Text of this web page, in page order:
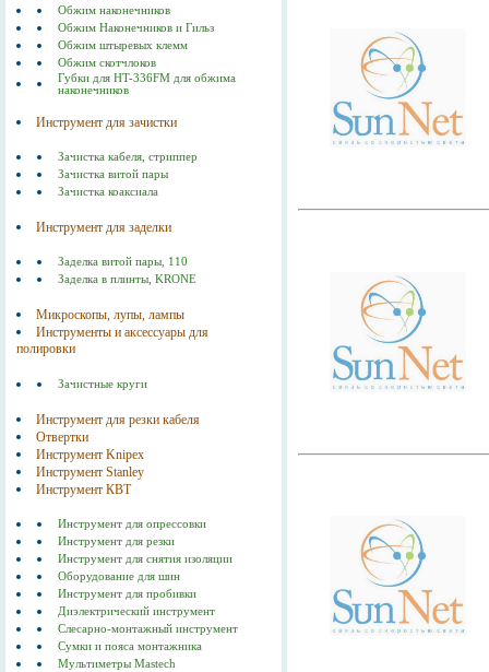
Обжим наконечников
Обжим Наконечников и Гильз
Обжим штыревых клемм
Обжим скотчлоков
Губки для HT-336FM для обжима
наконечников
Инструмент для зачистки
Зачистка кабеля, стриппер
Зачистка витой пары
Зачистка коаксиала
Инструмент для заделки
Заделка витой пары, 110
Заделка в плинты, KRONE
Микроскопы, лупы, лампы
Инструменты и аксессуары для
полировки
Зачистные круги
Инструмент для резки кабеля
Отвертки
Инструмент Knipex
Инструмент Stanley
Инструмент КВТ
Инструмент для опрессовки
Инструмент для резки
Инструмент для снятия изоляции
Оборудование для шин
Инструмент для пробивки
Диэлектрический инструмент
Слесарно-монтажный инструмент
Сумки и пояса монтажника
Мультиметры Mastech